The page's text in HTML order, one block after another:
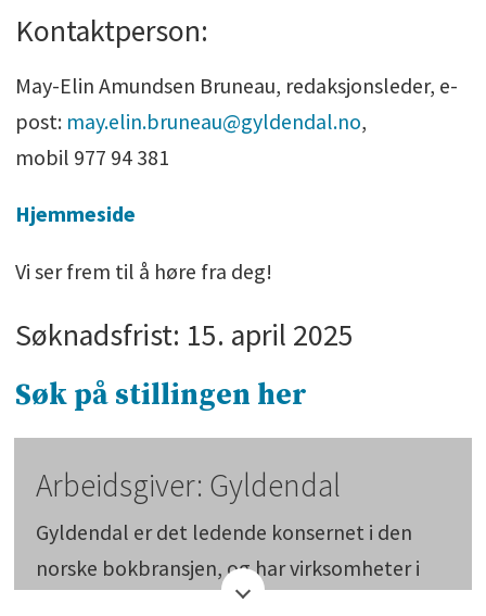
Kontaktperson:
May-Elin Amundsen Bruneau, redaksjonsleder, e-
post: may.elin.bruneau@gyldendal.no,
mobil 977 94 381
Hjemmeside
Vi ser frem til å høre fra deg!
Søknadsfrist: 15. april 2025
Søk på stillingen her
Arbeidsgiver: Gyldendal
Gyldendal er det ledende konsernet i den
norske bokbransjen, og har virksomheter i
alle ledd i verdikjeden, fra forlag og